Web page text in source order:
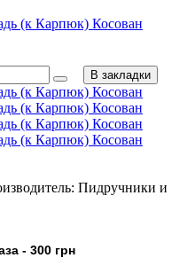
Пидручники и
- 300 грн
В закладки